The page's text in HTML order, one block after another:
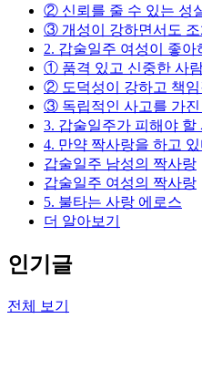
② 신뢰를 줄 수 있는 성
③ 개성이 강하면서도
2. 갑술일주 여성이 좋아
① 품격 있고 신중한 사
② 도덕성이 강하고 책
③ 독립적인 사고를 가진
3. 갑술일주가 피해야 할
4. 만약 짝사랑을 하고
갑술일주 남성의 짝사랑
갑술일주 여성의 짝사랑
5. 불타는 사랑 에로스
더 알아보기
인기글
전체 보기